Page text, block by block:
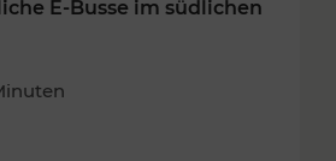
E-Busse im südlichen